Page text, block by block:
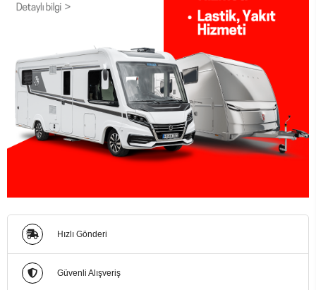
Hızlı Gönderi
Güvenli Alışveriş